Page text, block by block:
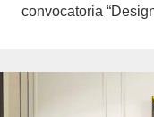
convocatoria